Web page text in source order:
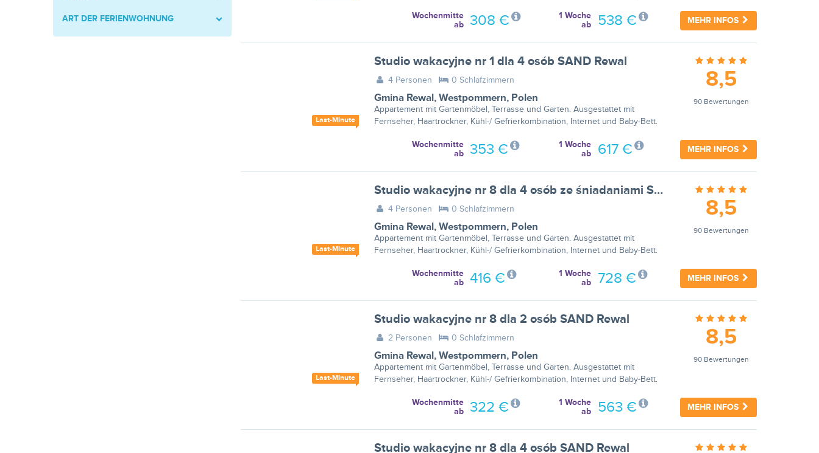
ART DER FERIENWOHNUNG MEHR INFOS
1 Woche
ab
538 €
Wochenmitte
ab
308 €
Last-Minute
Studio wakacyjne nr 1 dla 4 osób SAND Rewal
4 Personen 0 Schlafzimmern
Gmina Rewal, Westpommern, Polen
Appartement mit Gartenmöbel, Terrasse und Garten. Ausgestattet mit
Fernseher, Haartrockner, Kühl-/ Gefrierkombination, Internet und Baby-Bett.
8,5
90 Bewertungen
MEHR INFOS
1 Woche
ab
617 €
Wochenmitte
ab
353 €
Last-Minute
Studio wakacyjne nr 8 dla 4 osób ze śniadaniami SAND Rewal
4 Personen 0 Schlafzimmern
Gmina Rewal, Westpommern, Polen
Appartement mit Gartenmöbel, Terrasse und Garten. Ausgestattet mit
Fernseher, Haartrockner, Kühl-/ Gefrierkombination, Internet und Baby-Bett.
8,5
90 Bewertungen
MEHR INFOS
1 Woche
ab
728 €
Wochenmitte
ab
416 €
Last-Minute
Studio wakacyjne nr 8 dla 2 osób SAND Rewal
2 Personen 0 Schlafzimmern
Gmina Rewal, Westpommern, Polen
Appartement mit Gartenmöbel, Terrasse und Garten. Ausgestattet mit
Fernseher, Haartrockner, Kühl-/ Gefrierkombination, Internet und Baby-Bett.
8,5
90 Bewertungen
MEHR INFOS
1 Woche
ab
563 €
Wochenmitte
ab
322 €
Studio wakacyjne nr 8 dla 4 osób SAND Rewal